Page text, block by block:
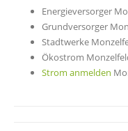
Energieversorger
Grundversorger
Stadtwerke
Ökostrom
Strom anmelden